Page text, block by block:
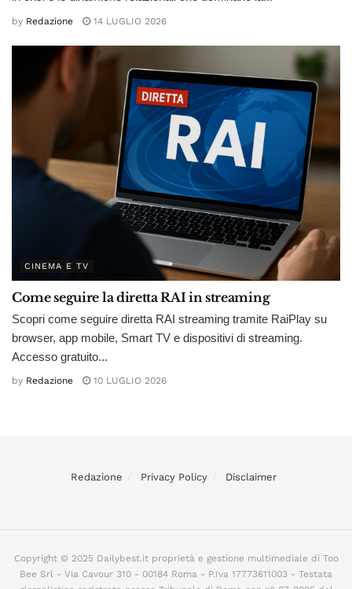
by Redazione 14 LUGLIO 2026
CINEMA E TV
Come seguire la diretta RAI in streaming
Scopri come seguire diretta RAI streaming tramite RaiPlay su
browser, app mobile, Smart TV e dispositivi di streaming.
Accesso gratuito...
by Redazione 10 LUGLIO 2026
Redazione Privacy Policy Disclaimer
Copyright © 2025 Dailybest.it proprietà e gestione multimediale di Too
Bee Srl - Via Cavour 310 - 00184 Roma - P.Iva 17773611003 - Testata